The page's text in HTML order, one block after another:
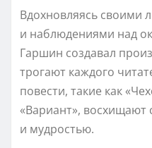
Вдохновляясь
и наблюдениями над
Гаршин создавал
трогают каждого
повести, такие как
«Вариант», восхищают
и мудростью.